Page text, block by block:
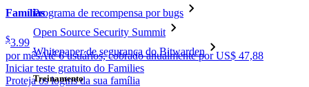
Programa de recompensa por bugs
Open Source Security Summit
Whitepaper de segurança do Bitwarden
Treinamento
Famílias
$3.99
por mêsAté 6 usuários, cobrado anualmente por US$ 47,88
Iniciar teste gratuito do Families
Proteja os logins da sua família